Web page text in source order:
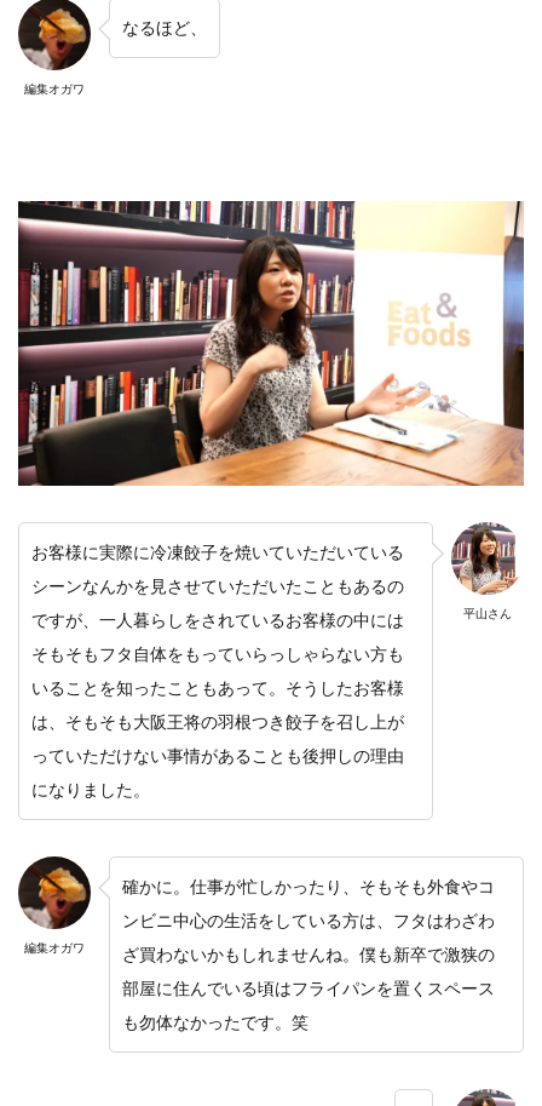
編集オガワ
なるほど、
平山さん
お客様に実際に冷凍餃子を焼いていただいている
シーンなんかを見させていただいたこともあるの
ですが、 一人暮らしをされているお客様の中には
そもそもフタ自体をもっていらっしゃらない方も
いることを知ったこともあって。そうしたお客様
は、そもそも大阪王将の羽根つき餃子を召し上が
っていただけない事情があることも後押しの理由
になりました。
編集オガワ
確かに。仕事が忙しかったり、そもそも外食やコ
ンビニ中心の生活をしている方は、フタはわざわ
ざ買わないかもしれませんね。僕も新卒で激狭の
部屋に住んでいる頃はフライパンを置くスペース
も勿体なかったです。笑